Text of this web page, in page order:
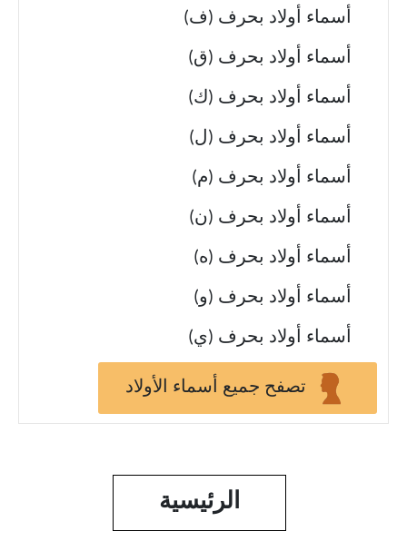
أسماء أولاد بحرف (ف)
أسماء أولاد بحرف (ق)
أسماء أولاد بحرف (ك)
أسماء أولاد بحرف (ل)
أسماء أولاد بحرف (م)
أسماء أولاد بحرف (ن)
أسماء أولاد بحرف (ه)
أسماء أولاد بحرف (و)
أسماء أولاد بحرف (ي)
تصفح جميع أسماء الأولاد
الرئيسية